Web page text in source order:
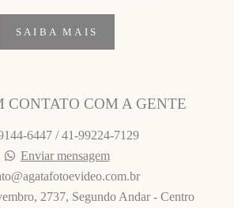
SAIBA MAIS
CONTATO COM A GENTE
6447 / 41-99224-7129
Enviar mensagem
2737, Segundo Andar - Centro